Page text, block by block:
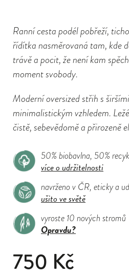
Ranní cesta podél pobřeží,
řídítka nasměrovaná tam, kde
trávě a pocit, že není kam
moment svobody.
Moderní oversized střih s
minimalistickým vzhledem.
čistě, sebevědomě a přirozeně
50% biobavlna, 50%
více o udržitelnosti
navrženo v ČR, eticky a
ušito ve světě
vyroste 10 nových stromů
Opravdu?
750 Kč